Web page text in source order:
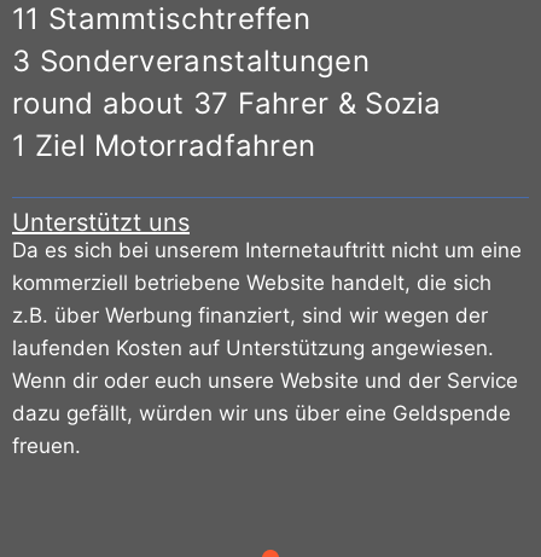
11 Stammtischtreffen
3 Sonderveranstaltungen
round about 37 Fahrer & Sozia
1 Ziel Motorradfahren
Unterstützt uns
Da es sich bei unserem Internetauftritt nicht um eine
kommerziell betriebene Website handelt, die sich
z.B. über Werbung finanziert, sind wir wegen der
laufenden Kosten auf Unterstützung angewiesen.
Wenn dir oder euch unsere Website und der Service
dazu gefällt, würden wir uns über eine Geldspende
freuen.